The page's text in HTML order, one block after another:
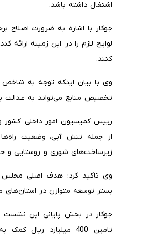
اشتغال داشته باشد.
جوکار با اشاره به ضرورت اصلاح
لوایح لازم را در این زمینه ارائه
کنند.
وی با بیان اینکه توجه به شاخص
تخصیص منابع می‌تواند به عدالت
رییس کمیسیون امور داخلی کشور
از جمله تنش آبی، وضعیت
زیرساخت‌های شهری و روستایی و
وی تاکید کرد: هدف اصلی مجلس و
بستر توسعه متوازن در
جوکار در بخش پایانی این
تامین 400 میلیارد